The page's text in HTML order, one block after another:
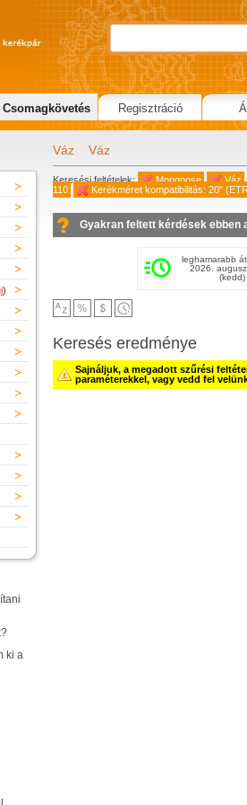
)
ki a
Váz Váz
Keresési feltételek: Mongoose
Váz
110
Kerékméret kompatibilitás: 20"
Gyakran feltett kérdések ebben
leghamarabb
2026.
(kedd)
Keresés eredménye
Sajnáljuk, a megadott szűrési
paraméterekkel, vagy vedd fel
Csomagkövetés Regisztráció